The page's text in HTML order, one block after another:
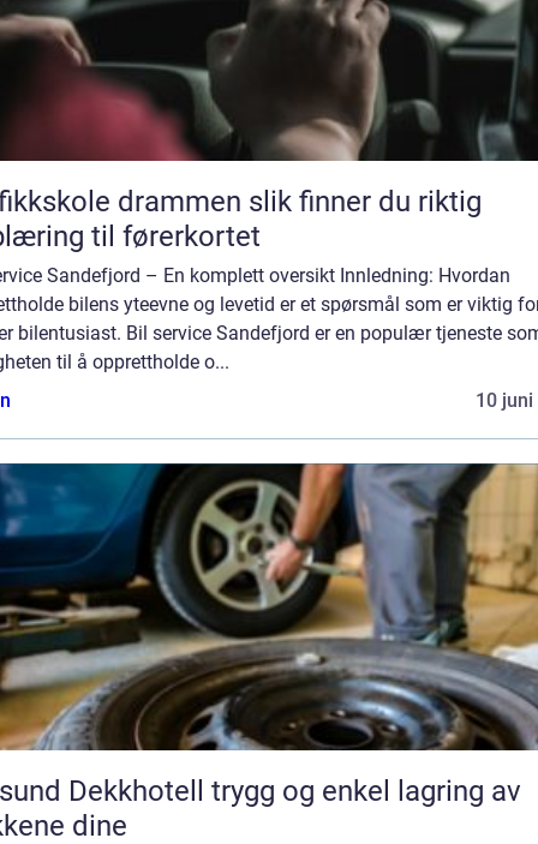
drammen slik finner du riktig
til førerkortet
Sandefjord – En komplett oversikt Innledning: Hvordan
bilens yteevne og levetid er et spørsmål som er viktig
bilentusiast. Bil service Sandefjord er en populær tjeneste
til å opprettholde o...
10 juni
trygg og enkel lagring av
dine